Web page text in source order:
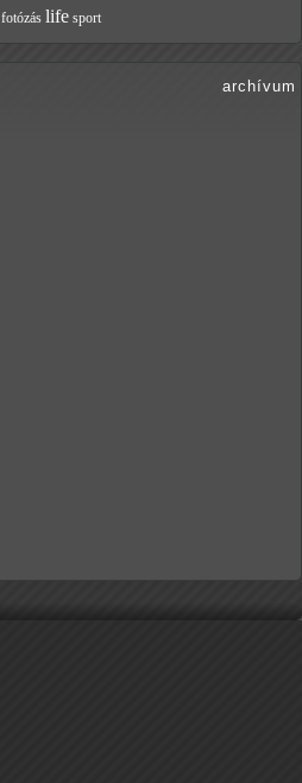
fotózás life sport
archívum